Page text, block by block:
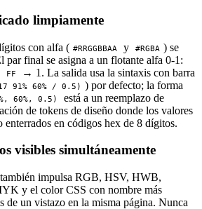
limpiamente
con alfa ( #RRGGBBAA y #RGBA ) se
par final se asigna a un flotante alfa 0-1:
FF
→ 1. La salida usa la sintaxis con barra
91% 60% / 0.5) ) por defecto; la forma
60%, 0.5)
está a un reemplazo de
de tokens de diseño donde los valores
enterrados en códigos hex de 8 dígitos.
visibles simultáneamente
impulsa RGB, HSV, HWB,
y el color CSS con nombre más
un vistazo en la misma página. Nunca